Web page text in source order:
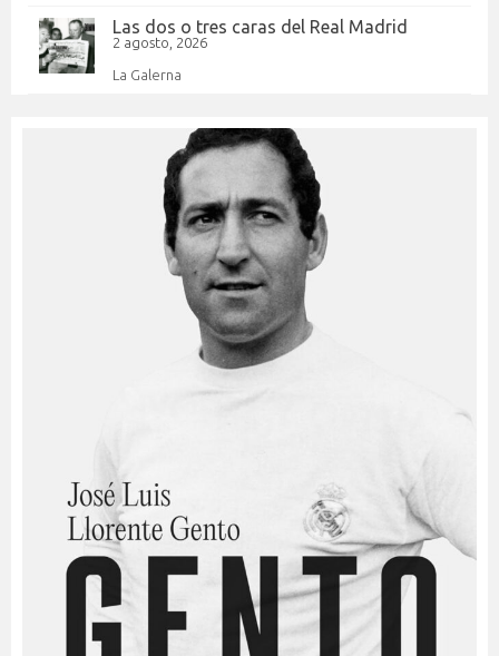
Las dos o tres caras del Real Madrid
2 agosto, 2026
La Galerna